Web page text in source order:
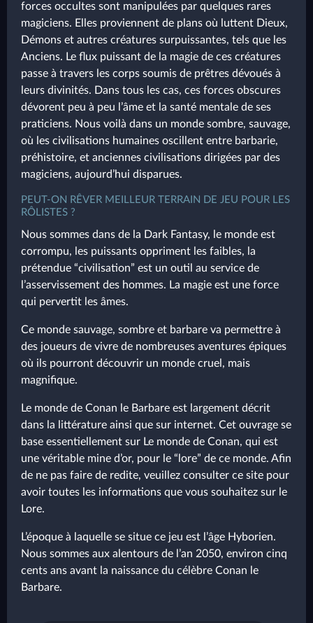
forces occultes sont manipulées par quelques rares
magiciens. Elles proviennent de plans où luttent Dieux,
Démons et autres créatures surpuissantes, tels que les
Anciens. Le flux puissant de la magie de ces créatures
passe à travers les corps soumis de prêtres dévoués à
leurs divinités. Dans tous les cas, ces forces obscures
dévorent peu à peu l’âme et la santé mentale de ses
praticiens. Nous voilà dans un monde sombre, sauvage,
où les civilisations humaines oscillent entre barbarie,
préhistoire, et anciennes civilisations dirigées par des
magiciens, aujourd’hui disparues.
PEUT-ON RÊVER MEILLEUR TERRAIN DE JEU POUR LES
RÔLISTES ?
Nous sommes dans de la Dark Fantasy, le monde est
corrompu, les puissants oppriment les faibles, la
prétendue “civilisation” est un outil au service de
l’asservissement des hommes. La magie est une force
qui pervertit les âmes.
Ce monde sauvage, sombre et barbare va permettre à
des joueurs de vivre de nombreuses aventures épiques
où ils pourront découvrir un monde cruel, mais
magnifique.
Le monde de Conan le Barbare est largement décrit
dans la littérature ainsi que sur internet. Cet ouvrage se
base essentiellement sur Le monde de Conan, qui est
une véritable mine d’or, pour le “lore” de ce monde. Afin
de ne pas faire de redite, veuillez consulter ce site pour
avoir toutes les informations que vous souhaitez sur le
Lore.
L’époque à laquelle se situe ce jeu est l’âge Hyborien.
Nous sommes aux alentours de l’an 2050, environ cinq
cents ans avant la naissance du célèbre Conan le
Barbare.